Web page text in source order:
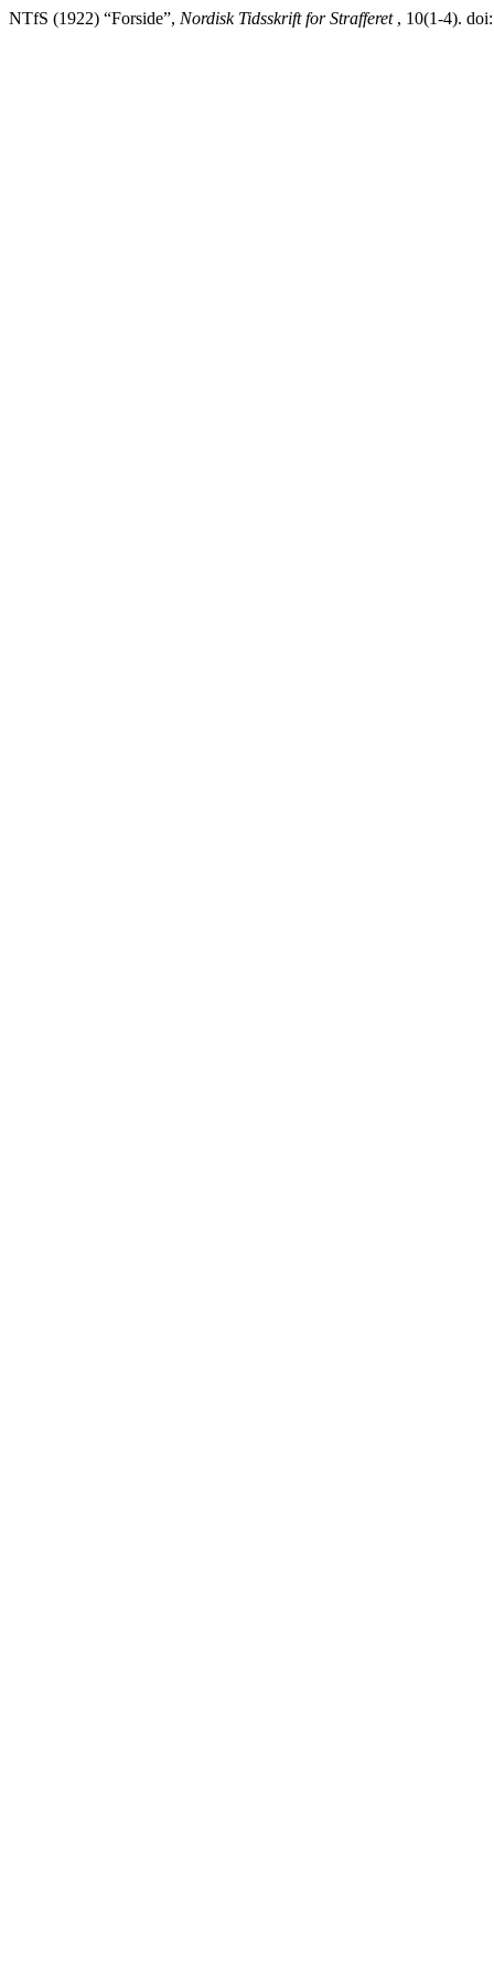
NTfS (1922) “Forside”, Nordisk Tidsskrift for Strafferet , 10(1-4).